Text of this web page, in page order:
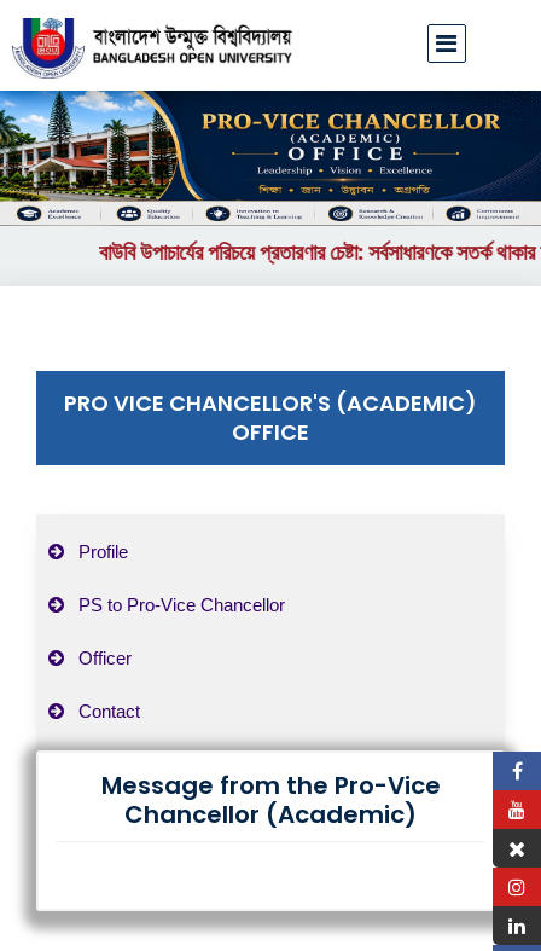
বাউবি উপাচার্যের পরিচয়ে প্রতারণার চেষ্টা: সর্বসাধারণকে সতর্ক থাকার
PRO VICE CHANCELLOR'S (ACADEMIC)
OFFICE
Profile
PS to Pro-Vice Chancellor
Officer
Contact
Message from the Pro-Vice
Chancellor (Academic)